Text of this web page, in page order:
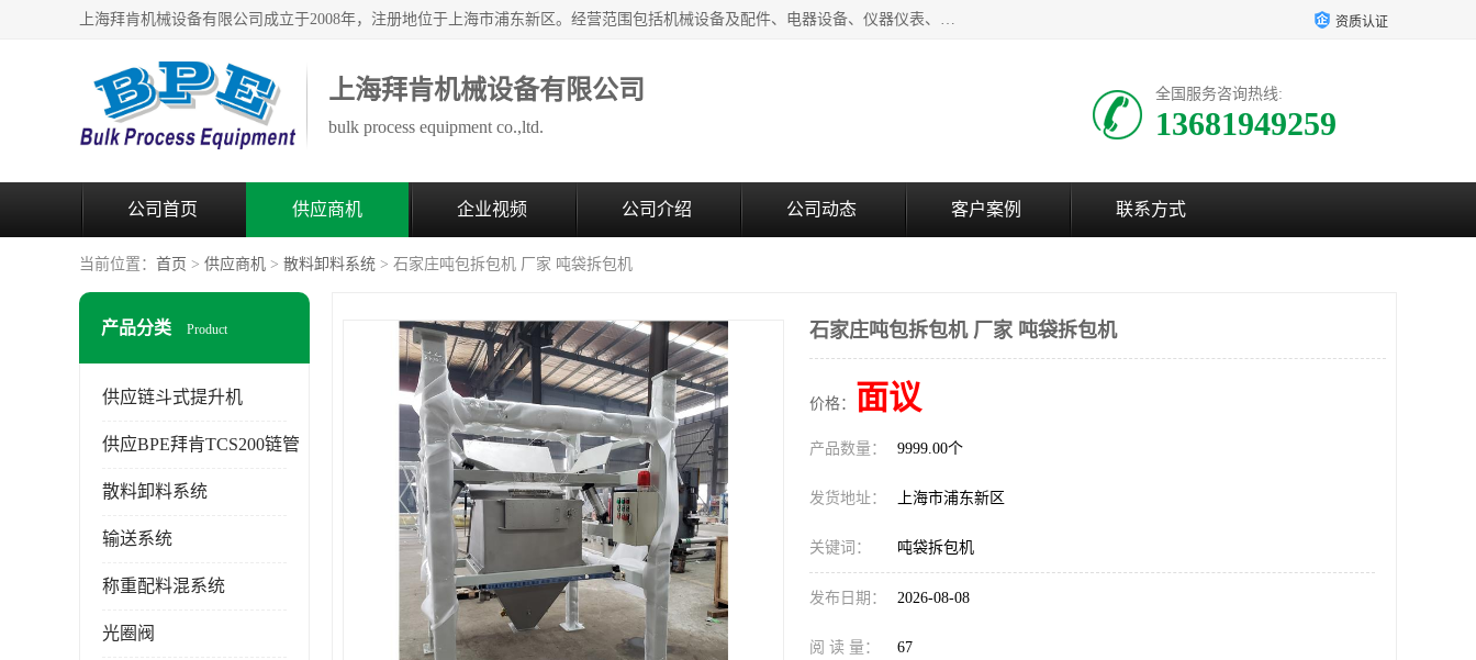
上海拜肯机械设备有限公司成立于2008年，注册地位于上海市浦东新区。经营范围包括机械设备及配件、电器设备、仪器仪表、化工原料及产品、软件及辅助设备，机械设备及配件的制造、加工等；主要产品有：气力输送，小袋倒袋站，吨袋倒袋站，倒桶机，集装箱卸料系统，Z型斗式输送机，螺旋输送机，管链输送机，真空上料机，流化器，配混料系统，软管等。 资质认证
上海拜肯机械设备有限公司
bulk process equipment co.,ltd.
全国服务咨询热线:
13681949259
公司首页 供应商机 企业视频 公司介绍 公司动态 客户案例 联系方式
当前位置： 首页 > 供应商机 > 散料卸料系统 > 石家庄吨包拆包机 厂家 吨袋拆包机
产品分类 Product
供应链斗式提升机
供应BPE拜肯TCS200链管
散料卸料系统
输送系统
称重配料混系统
光圈阀
石家庄吨包拆包机 厂家 吨袋拆包机
价格： 面议
产品数量： 9999.00个
发货地址： 上海市浦东新区
关键词： 吨袋拆包机
发布日期： 2026-08-08
阅 读 量： 67